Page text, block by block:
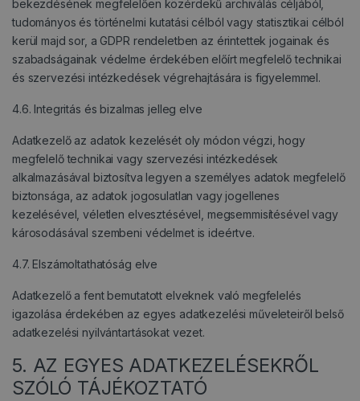
bekezdésének megfelelően közérdekű archiválás céljából,
tudományos és történelmi kutatási célból vagy statisztikai célból
kerül majd sor, a GDPR rendeletben az érintettek jogainak és
szabadságainak védelme érdekében előírt megfelelő technikai
és szervezési intézkedések végrehajtására is figyelemmel.
4.6. Integritás és bizalmas jelleg elve
Adatkezelő az adatok kezelését oly módon végzi, hogy
megfelelő technikai vagy szervezési intézkedések
alkalmazásával biztosítva legyen a személyes adatok megfelelő
biztonsága, az adatok jogosulatlan vagy jogellenes
kezelésével, véletlen elvesztésével, megsemmisítésével vagy
károsodásával szembeni védelmet is ideértve.
4.7. Elszámoltathatóság elve
Adatkezelő a fent bemutatott elveknek való megfelelés
igazolása érdekében az egyes adatkezelési műveleteiről belső
adatkezelési nyilvántartásokat vezet.
5. AZ EGYES ADATKEZELÉSEKRŐL
SZÓLÓ TÁJÉKOZTATÓ